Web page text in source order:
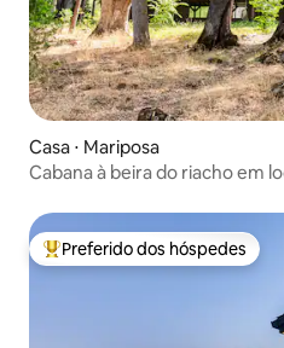
Casa ⋅ Mariposa
Cabana à beira do riacho em
Entre os melhores preferidos
Preferido dos hóspedes